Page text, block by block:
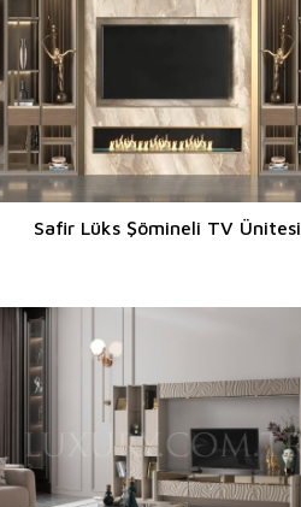
Safir Lüks Şömineli TV Ünitesi